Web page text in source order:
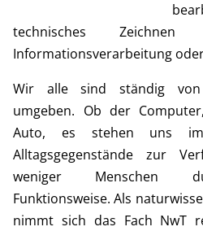
technisches
Informationsverarbeitung
Wir alle sind ständig von
umgeben. Ob der
Auto, es stehen uns
Alltagsgegenstände zur
weniger Menschen
Funktionsweise. Als
nimmt sich das Fach NwT